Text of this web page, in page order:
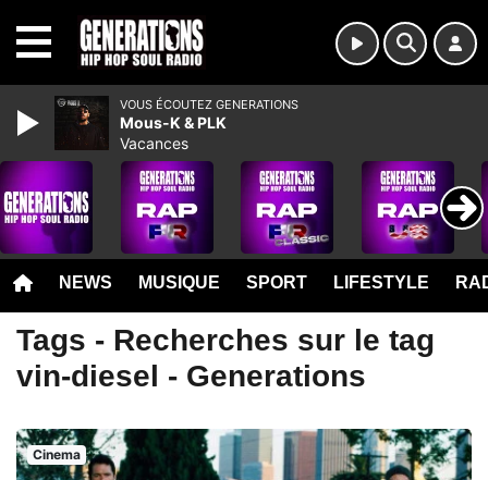
NEWS MUSIQUE SPORT LIFESTYLE
Tags - Recherches sur le tag
vin-diesel - Generations
Cinema
VOUS ÉCOUTEZ GENERATIONS
Mous-K & PLK
Vacances